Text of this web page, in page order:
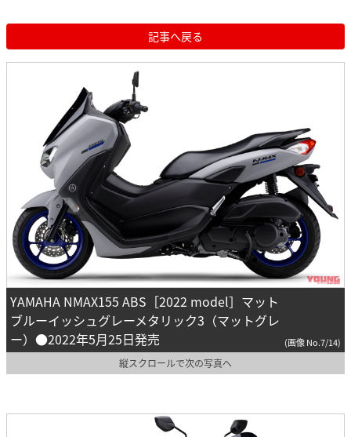
記事へ戻る
YAMAHA NMAX155 ABS［2022 model］マット
ブルーイッシュグレーメタリック3（マットグレ
ー）●2022年5月25日発売
(画像 No.7/14)
縦スクロールで次の写真へ